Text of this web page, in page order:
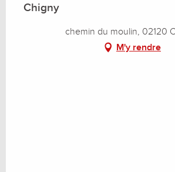
Chigny
chemin du moulin, 02120
M'y rendre